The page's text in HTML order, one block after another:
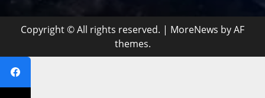
Copyright © All rights reserved. | MoreNews by AF
themes.